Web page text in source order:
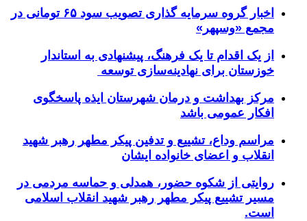
اخبار گروه سرمایه گذاری تصویب سود ۶۵ تومانی در
مجمع «وسپهر»
از یک اقدام تا یک فرهنگ، پیشنهادی به استاندار
خوزستان برای نهادینه‌سازی توسعه
مرکز بهداشت و درمان شهرستان ایذه پاسخگوی
افکار عمومی باشد
مراسم وداع، تشییع و تدفین پیکر مطهر رهبر شهید
انقلاب و اعضای خانواده ایشان
روایتی از شکوه حضور، همدلی و حماسه مردمی در
مسیر تشییع پیکر مطهر رهبر شهید انقلاب اسلامی
است.